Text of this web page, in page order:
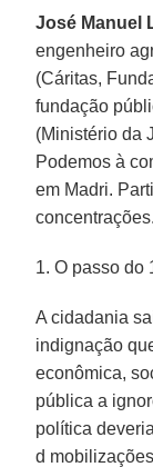
José Manuel
engenheiro
(Cáritas,
fundação
(Ministério da
Podemos à
em Madri.
1. O passo do
A cidadania
indignação
econômica,
pública a
política
d